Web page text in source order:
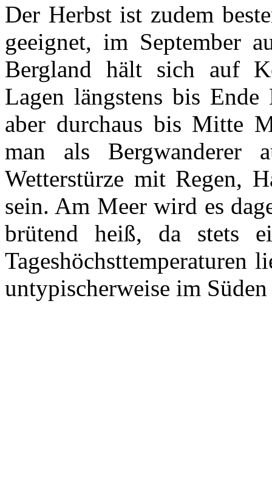
Der Herbst ist zudem
geeignet, im September
Bergland hält sich auf
Lagen längstens bis
aber durchaus bis Mitte
man als
Wetterstürze mit Regen,
sein. Am Meer wird es
brütend heiß, da stets
Tageshöchsttemperaturen
untypischerweise im